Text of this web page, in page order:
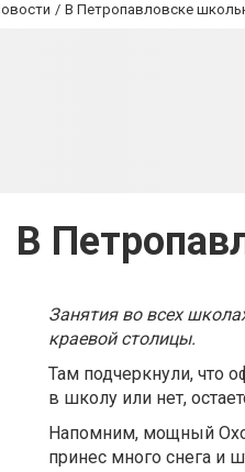
В Петропавловске
В
Занятия во всех
краевой столицы.
Там подчеркнули, что
в школу или нет,
Напомним, мощный
принес много снега и